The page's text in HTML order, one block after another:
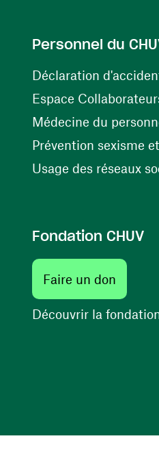
Personnel du
Déclaration
Espace
Médecine du
Prévention sexisme
Usage des réseaux
Fondation CHUV
Faire un don
Découvrir la